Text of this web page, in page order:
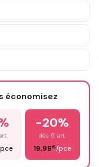
économisez
-20%
dès 5 art.
19,99€/pce